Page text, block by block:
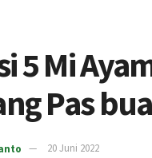
5 Mi
Pas
20 Juni 2022